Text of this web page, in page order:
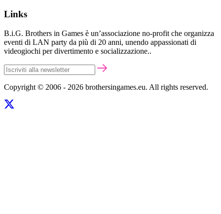
Links
B.i.G. Brothers in Games è un’associazione no-profit che organizza
eventi di LAN party da più di 20 anni, unendo appassionati di
videogiochi per divertimento e socializzazione..
Copyright © 2006 - 2026 brothersingames.eu. All rights reserved.